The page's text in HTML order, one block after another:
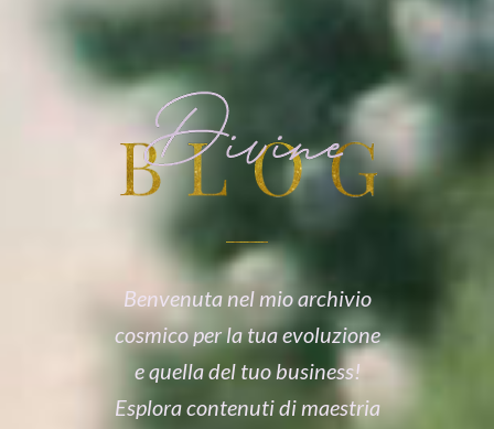
Benvenuta nel mio archivio
cosmico per la tua evoluzione
e quella del tuo business!
Esplora contenuti di maestria